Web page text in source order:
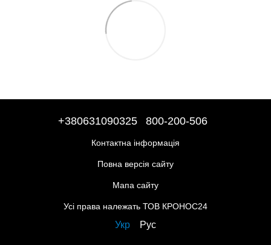
+380631090325 800-200-506
Контактна інформація
Повна версія сайту
Мапа сайту
Усі права належать ТОВ КРОНОС24
Укр Рус